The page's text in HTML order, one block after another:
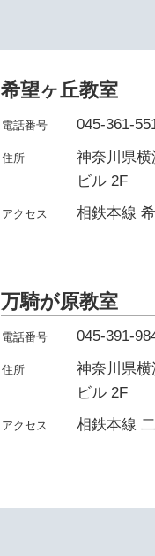
希望ヶ丘教室
045-361-
神奈川県
ビル 2F
相鉄本線
万騎が原教室
045-391-
神奈川県
ビル 2F
相鉄本線